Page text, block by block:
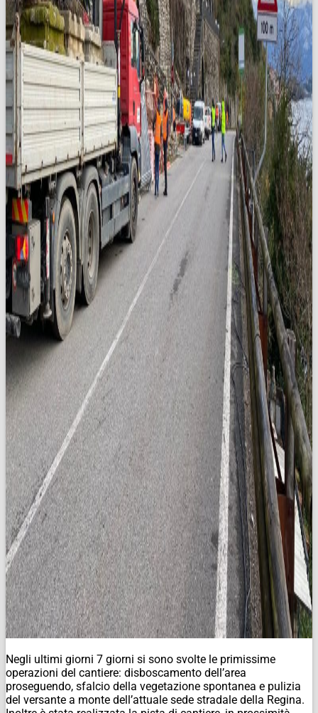
Negli ultimi giorni 7 giorni si sono svolte le primissime
operazioni del cantiere: disboscamento dell’area
proseguendo, sfalcio della vegetazione spontanea e pulizia
del versante a monte dell’attuale sede stradale della Regina.